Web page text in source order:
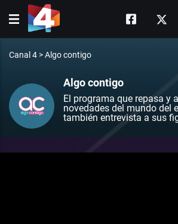
Canal 4 >Algo contigo
Algo contigo
El programa que repasa y
novedades del mundo del
también entrevista a sus